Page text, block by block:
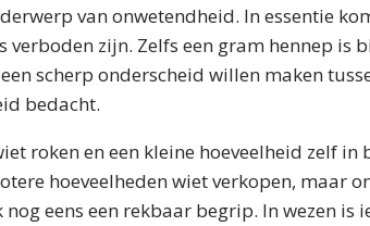
van onwetendheid. In essentie
zijn. Zelfs een gram hennep is
scherp onderscheid willen maken
bedacht.
roken en een kleine hoeveelheid zelf in
hoeveelheden wiet verkopen, maar
eens een rekbaar begrip. In wezen is